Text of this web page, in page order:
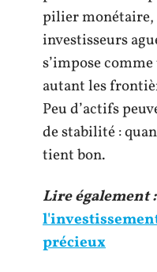
pilier
investisseurs
s’impose
autant les
Peu d’actifs
de stabilité :
tient bon.
Lire également :
précieux